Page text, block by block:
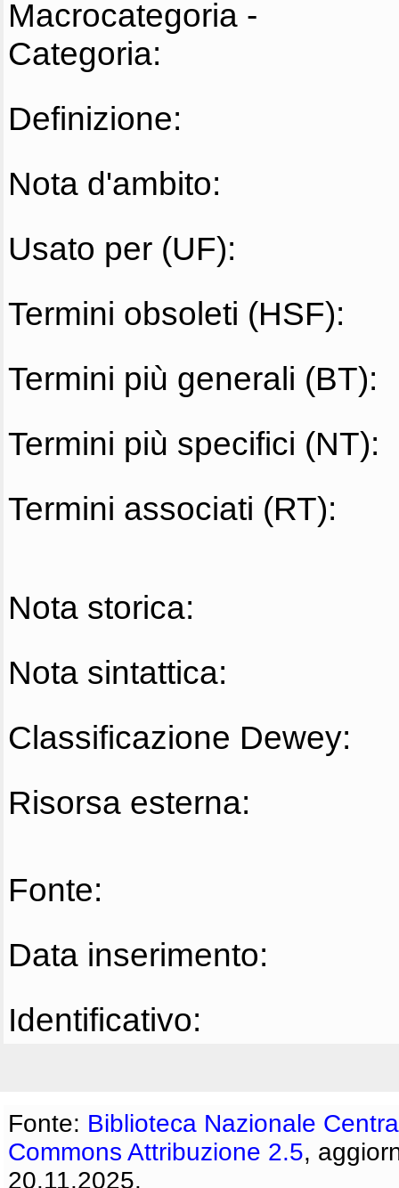
Macrocategoria -
Categoria:
Definizione:
Nota d'ambito:
Usato per (UF):
Termini obsoleti (HSF):
Termini più generali (BT):
Termini più specifici (NT):
Termini associati (RT):
Nota storica:
Nota sintattica:
Classificazione Dewey:
Risorsa esterna:
Fonte:
Data inserimento:
Identificativo:
Fonte: Biblioteca Nazionale
Commons Attribuzione 2.5,
20.11.2025.